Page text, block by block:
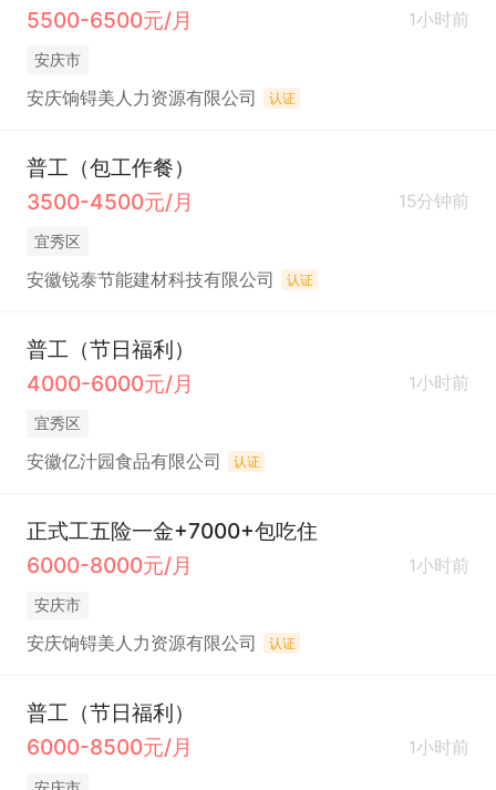
5500-6500元/月
1小时前
安庆市
安庆饷锝美人力资源有限公司 认证
普工（包工作餐）
3500-4500元/月
15分钟前
宜秀区
安徽锐泰节能建材科技有限公司 认证
普工（节日福利）
4000-6000元/月
1小时前
宜秀区
安徽亿汁园食品有限公司 认证
正式工五险一金+7000+包吃住
6000-8000元/月
1小时前
安庆市
安庆饷锝美人力资源有限公司 认证
普工（节日福利）
6000-8500元/月
1小时前